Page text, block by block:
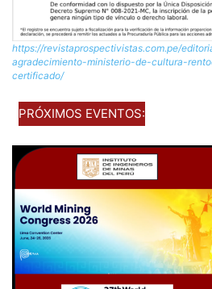
https://revistaprospectivistas.com.pe/
agradecimiento-ministerio-de-cultura-
certificado/
PRÓXIMOS EVENTOS: